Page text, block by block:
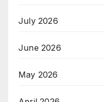
July 2026
June 2026
May 2026